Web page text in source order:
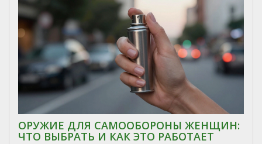
ОРУЖИЕ ДЛЯ САМООБОРОНЫ ЖЕНЩИН:
ЧТО ВЫБРАТЬ И КАК ЭТО РАБОТАЕТ